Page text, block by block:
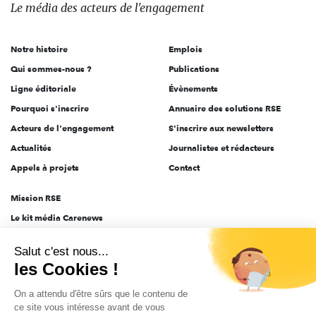
l'engagement
Le média des acteurs de l'engagement
Notre histoire
Qui sommes-nous ?
Ligne éditoriale
Pourquoi s'inscrire
Acteurs de l'engagement
Actualités
Appels à projets
Emplois
Publications
Évènements
Annuaire des solutions RSE
S'inscrire aux newsletters
Journalistes et rédacteurs
Contact
Mission RSE
Le kit média Carenews
AEF info
Novethic
PRODURABLE
Salut c'est nous...
les Cookies !
On a attendu d'être sûrs que le contenu de
ce site vous intéresse avant de vous